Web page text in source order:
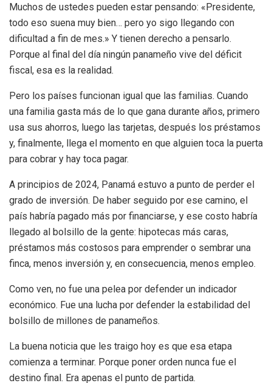
Muchos de ustedes pueden estar pensando: «Presidente,
todo eso suena muy bien… pero yo sigo llegando con
dificultad a fin de mes.» Y tienen derecho a pensarlo.
Porque al final del día ningún panameño vive del déficit
fiscal, esa es la realidad.
Pero los países funcionan igual que las familias. Cuando
una familia gasta más de lo que gana durante años, primero
usa sus ahorros, luego las tarjetas, después los préstamos
y, finalmente, llega el momento en que alguien toca la puerta
para cobrar y hay toca pagar.
A principios de 2024, Panamá estuvo a punto de perder el
grado de inversión. De haber seguido por ese camino, el
país habría pagado más por financiarse, y ese costo habría
llegado al bolsillo de la gente: hipotecas más caras,
préstamos más costosos para emprender o sembrar una
finca, menos inversión y, en consecuencia, menos empleo.
Como ven, no fue una pelea por defender un indicador
económico. Fue una lucha por defender la estabilidad del
bolsillo de millones de panameños.
La buena noticia que les traigo hoy es que esa etapa
comienza a terminar. Porque poner orden nunca fue el
destino final. Era apenas el punto de partida.